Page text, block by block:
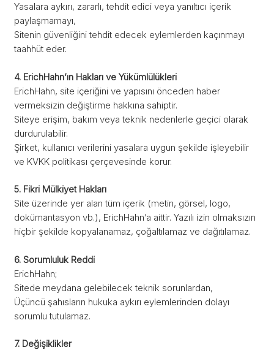
Yasalara aykırı, zararlı, tehdit edici veya yanıltıcı içerik
paylaşmamayı,
Sitenin güvenliğini tehdit edecek eylemlerden kaçınmayı
taahhüt eder.
4. ErichHahn’ın Hakları ve Yükümlülükleri
ErichHahn, site içeriğini ve yapısını önceden haber
vermeksizin değiştirme hakkına sahiptir.
Siteye erişim, bakım veya teknik nedenlerle geçici olarak
durdurulabilir.
Şirket, kullanıcı verilerini yasalara uygun şekilde işleyebilir
ve KVKK politikası çerçevesinde korur.
5. Fikri Mülkiyet Hakları
Site üzerinde yer alan tüm içerik (metin, görsel, logo,
dokümantasyon vb.), ErichHahn’a aittir. Yazılı izin olmaksızın
hiçbir şekilde kopyalanamaz, çoğaltılamaz ve dağıtılamaz.
6. Sorumluluk Reddi
ErichHahn;
Sitede meydana gelebilecek teknik sorunlardan,
Üçüncü şahısların hukuka aykırı eylemlerinden dolayı
sorumlu tutulamaz.
7. Değişiklikler